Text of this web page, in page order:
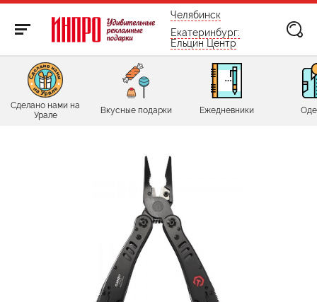
бесплатно по России
Челябинск
Екатеринбург:
Ельцин Центр
Сделано нами на
Урале
Вкусные подарки Ежедневники